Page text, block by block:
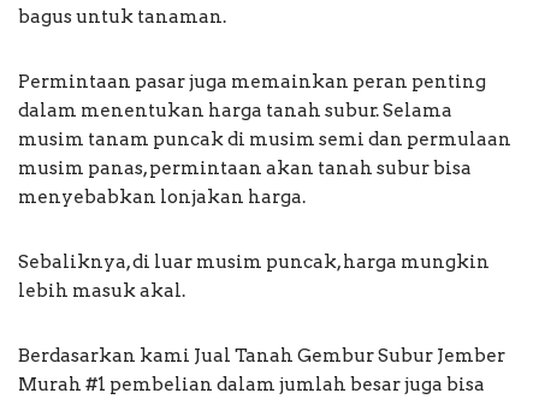
bagus untuk tanaman.
Permintaan pasar juga memainkan peran penting
dalam menentukan harga tanah subur. Selama
musim tanam puncak di musim semi dan permulaan
musim panas, permintaan akan tanah subur bisa
menyebabkan lonjakan harga.
Sebaliknya, di luar musim puncak, harga mungkin
lebih masuk akal.
Berdasarkan kami Jual Tanah Gembur Subur Jember
Murah #1 pembelian dalam jumlah besar juga bisa